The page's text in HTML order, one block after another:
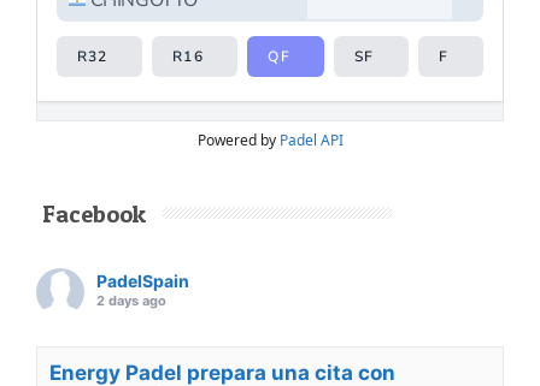
Powered by Padel API
Facebook
PadelSpain
2 days ago
Energy Padel prepara una cita con